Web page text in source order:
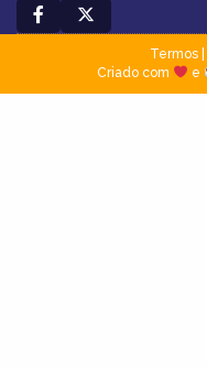
Termos|
Criado com
e